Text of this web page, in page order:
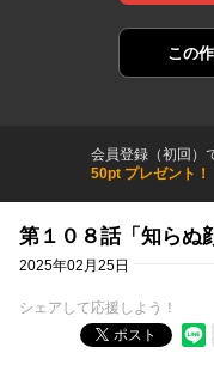
この
会員登録（初回）
50pt プレゼント！
第１０８話「知らぬ
2025年02月25日
シェアして応援しよう！
ポスト